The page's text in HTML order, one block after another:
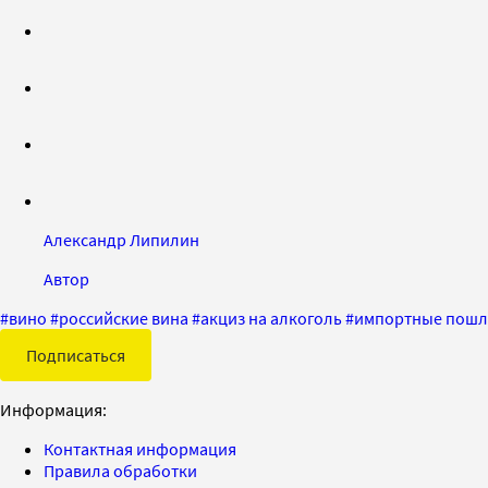
Александр Липилин
Автор
#вино #российские вина #акциз на алкоголь#импортные
Подписаться
Информация:
Контактная информация
Правила обработки